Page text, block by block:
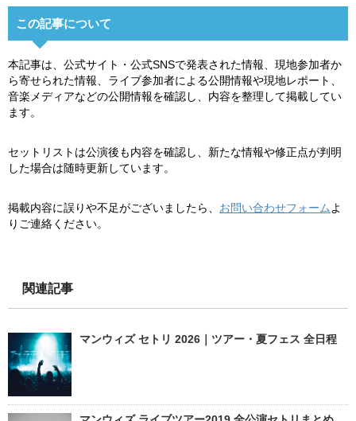
この記事について
本記事は、公式サイト・公式SNSで発表された情報、現地参加者か
ら寄せられた情報、ライブ参加者による公開情報や現地レポート、
音楽メディアなどの公開情報を確認し、内容を整理して掲載してい
ます。
セットリストは公演後も内容を確認し、新たな情報や修正点が判明
した場合は随時更新しています。
掲載内容に誤りや不足がございましたら、 お問い合わせフォーム よ
りご連絡ください。
関連記事
マンウィズ セトリ 2026｜ツアー・夏フェス 全日程